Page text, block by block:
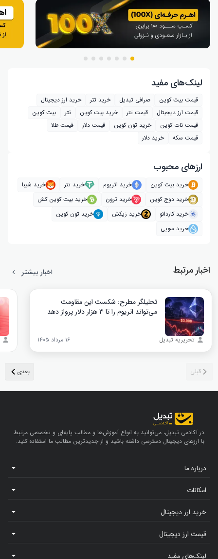
لینک‌های مفید
قیمت بیت کوین صرافی تبدیل خرید تتر
خرید ارز دیجیتال
قیمت ارز دیجیتال
قیمت تتر خرید بیت‌ کوین تتر
بیت کوین
قیمت نات کوین
خرید تون کوین قیمت دلار
قیمت طلا
قیمت سکه
خرید دلار
ارز‌های محبوب
خرید بیت کوین خرید اتریوم خرید تتر
خرید شیبا
خرید دوج کوین
خرید ترون
خرید بیت کوین کش
خرید کاردانو
خرید زیکش
خرید تون کوین
خرید سویی
اخبار مرتبط اخبار بیشتر
تحلیلگر مطرح: شکست این مقاومت
می‌تواند اتریوم را تا ۳ هزار دلار پرواز دهد
تحریریه تبدیل ۱۶ مرداد ۱۴۰۵
در آکادمی تبدیل، می‌توانید به انواع آموزش‌ها و مطالب پایه‌ای و تخصصی مرتبط
با ارزهای دیجیتال دسترسی داشته باشید و از جدیدترین مطالب ما استفاده کنید.
درباره ما
امکانات
خرید ارز دیجیتال
قیمت ارز دیجیتال
لینک‌های مفید